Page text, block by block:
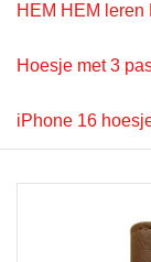
HEM HEM leren
Hoesje met 3
iPhone 16